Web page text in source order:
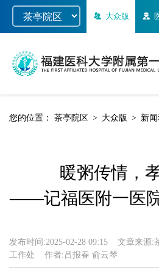
大众版
您的位置： 茶亭院区 > 大众版 > 新
暖粥传情，
——记福医附一医
发布时间:2025-02-28 09:15 文章来源:
工作处
作者: 吕报春 俞云琴